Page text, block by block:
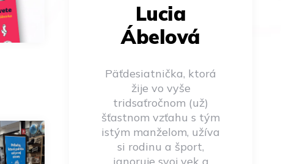
Lucia
Ábelová
Päťdesiatnička, ktorá
žije vo vyše
tridsaťročnom (už)
šťastnom vzťahu s tým
istým manželom, užíva
si rodinu a šport,
ignoruje svoj vek a